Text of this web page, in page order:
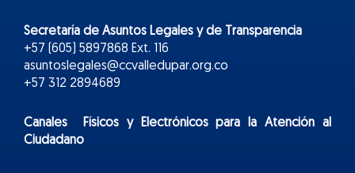
Secretaría de Asuntos Legales y de Transparencia
+57 (605) 5897868 Ext. 116
asuntoslegales@ccvalledupar.org.co
+57 312 2894689
Canales Físicos yElectrónicospara la Atención al
Ciudadano